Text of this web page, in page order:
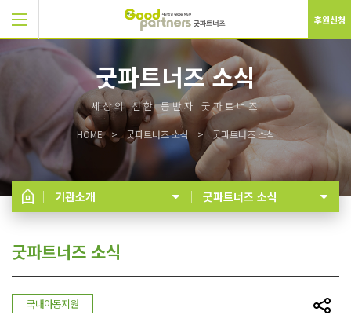
후원신청
굿파트너즈 소식
세상의 선한 동반자 굿파트너즈
HOME 굿파트너즈 소식 굿파트너즈 소식
기관소개 굿파트너즈 소식
굿파트너즈 소식
국내아동지원